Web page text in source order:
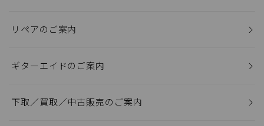
リペアのご案内
ギターエイドのご案内
下取／買取／中古販売のご案内